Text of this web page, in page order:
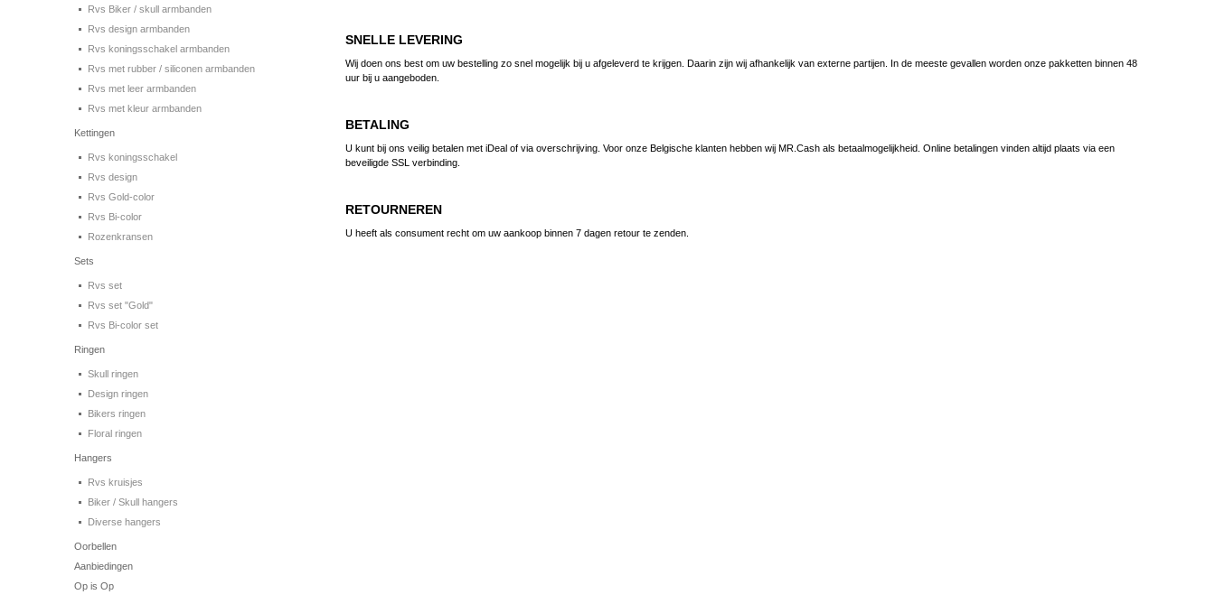
Rvs Biker / skull armbanden
Rvs design armbanden
Rvs koningsschakel armbanden
Rvs met rubber / siliconen armbanden
Rvs met leer armbanden
Rvs met kleur armbanden
Kettingen
Rvs koningsschakel
Rvs design
Rvs Gold-color
Rvs Bi-color
Rozenkransen
Sets
Rvs set
Rvs set "Gold"
Rvs Bi-color set
Ringen
Skull ringen
Design ringen
Bikers ringen
Floral ringen
Hangers
Rvs kruisjes
Biker / Skull hangers
Diverse hangers
Oorbellen
Aanbiedingen
Op is Op
SNELLE LEVERING
Wij doen ons best om uw bestelling zo snel mogelijk bij u afgeleverd te krijgen. Daarin zijn wij afhankelijk van externe partijen. In de meeste gevallen worden onze pakketten binnen 48
uur bij u aangeboden.
BETALING
U kunt bij ons veilig betalen met iDeal of via overschrijving. Voor onze Belgische klanten hebben wij MR.Cash als betaalmogelijkheid. Online betalingen vinden altijd plaats via een
beveiligde SSL verbinding.
RETOURNEREN
U heeft als consument recht om uw aankoop binnen 7 dagen retour te zenden.